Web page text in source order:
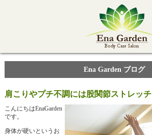
Ena Garden ブログ
肩こりやプチ不調には股関節ストレッチ
こんにちはEnaGarden
です。
身体が硬いというお